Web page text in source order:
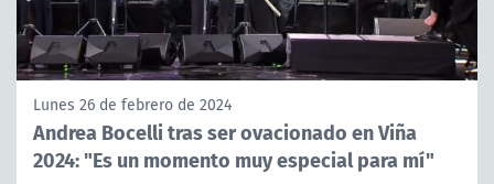
Lunes 26 de febrero de 2024
Andrea Bocelli tras ser ovacionado en Viña
2024: "Es un momento muy especial para mí"